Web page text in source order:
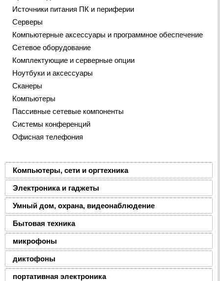
Источники питания ПК и периферии
Серверы
Компьютерные аксессуары и программное обеспечение
Сетевое оборудование
Комплектующие и серверные опции
Ноутбуки и аксессуары
Сканеры
Компьютеры
Пассивные сетевые компоненты
Системы конференций
Офисная телефония
Компьютеры, сети и оргтехника
Электроника и гаджеты
Умный дом, охрана, видеонаблюдение
Бытовая техника
микрофоны
диктофоны
портативная электроника